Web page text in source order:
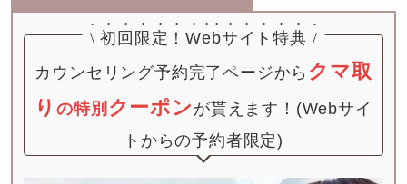
\ 初回限定！Webサイト特典 /
カウンセリング予約完了ページから クマ取
りの特別 クーポン が貰えます！(Webサイ
トからの予約者限定)